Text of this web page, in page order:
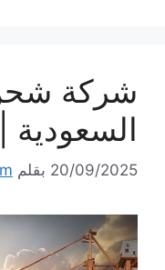
شركة
السعودية | 0524669941
20/09/2025 بقلم